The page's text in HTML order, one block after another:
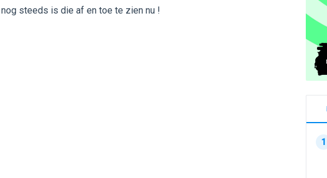
steeds is die af en toe te zien nu !
1